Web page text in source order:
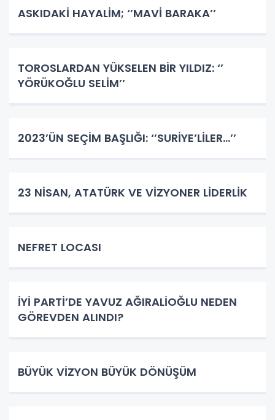
ASKIDAKİ HAYALİM; ‘’MAVİ BARAKA’’
TOROSLARDAN YÜKSELEN BİR YILDIZ: ‘’
YÖRÜKOĞLU SELİM’’
2023’ÜN SEÇİM BAŞLIĞI: ‘’SURİYE’LİLER…’’
23 NİSAN, ATATÜRK VE VİZYONER LİDERLİK
NEFRET LOCASI
İYİ PARTİ’DE YAVUZ AĞIRALİOĞLU NEDEN
GÖREVDEN ALINDI?
BÜYÜK VİZYON BÜYÜK DÖNÜŞÜM